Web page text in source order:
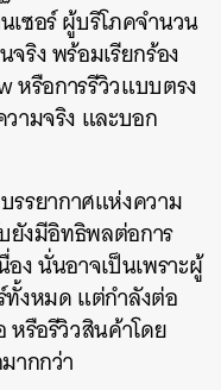
ซอร์ ผู้บริโภคจำนวน
ริง พร้อมเรียกร้อง
หรือการรีวิวแบบตรง
ามจริง และบอก
รรยากาศแห่งความ
ยังมีอิทธิพลต่อการ
ง นั่นอาจเป็นเพราะผู้
ทั้งหมด แต่กำลังต่อ
หรือรีวิวสินค้าโดย
ากกว่า
EMAIL